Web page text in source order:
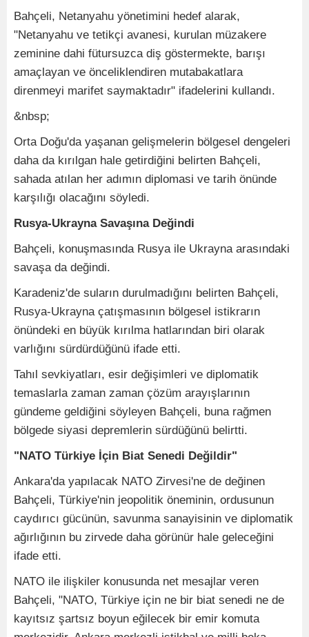
Bahçeli, Netanyahu yönetimini hedef alarak,
"Netanyahu ve tetikçi avanesi, kurulan müzakere
zeminine dahi fütursuzca diş göstermekte, barışı
amaçlayan ve önceliklendiren mutabakatlara
direnmeyi marifet saymaktadır" ifadelerini kullandı.
&nbsp;
Orta Doğu'da yaşanan gelişmelerin bölgesel dengeleri
daha da kırılgan hale getirdiğini belirten Bahçeli,
sahada atılan her adımın diplomasi ve tarih önünde
karşılığı olacağını söyledi.
Rusya-Ukrayna Savaşına Değindi
Bahçeli, konuşmasında Rusya ile Ukrayna arasındaki
savaşa da değindi.
Karadeniz'de suların durulmadığını belirten Bahçeli,
Rusya-Ukrayna çatışmasının bölgesel istikrarın
önündeki en büyük kırılma hatlarından biri olarak
varlığını sürdürdüğünü ifade etti.
Tahıl sevkiyatları, esir değişimleri ve diplomatik
temaslarla zaman zaman çözüm arayışlarının
gündeme geldiğini söyleyen Bahçeli, buna rağmen
bölgede siyasi depremlerin sürdüğünü belirtti.
"NATO Türkiye İçin Biat Senedi Değildir"
Ankara'da yapılacak NATO Zirvesi'ne de değinen
Bahçeli, Türkiye'nin jeopolitik öneminin, ordusunun
caydırıcı gücünün, savunma sanayisinin ve diplomatik
ağırlığının bu zirvede daha görünür hale geleceğini
ifade etti.
NATO ile ilişkiler konusunda net mesajlar veren
Bahçeli, "NATO, Türkiye için ne bir biat senedi ne de
kayıtsız şartsız boyun eğilecek bir emir komuta